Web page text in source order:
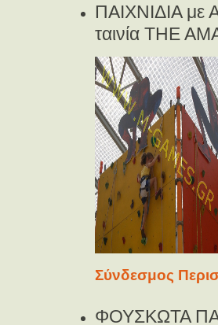
ΠΑΙΧΝΙΔΙΑ με
ταινία THE
Σύνδεσμος
ΦΟΥΣΚΩΤΑ